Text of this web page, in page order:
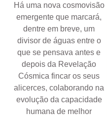
Há uma nova cosmovisão
emergente que marcará,
dentre em breve, um
divisor de águas entre o
que se pensava antes e
depois da Revelação
Cósmica fincar os seus
alicerces, colaborando na
evolução da capacidade
humana de melhor